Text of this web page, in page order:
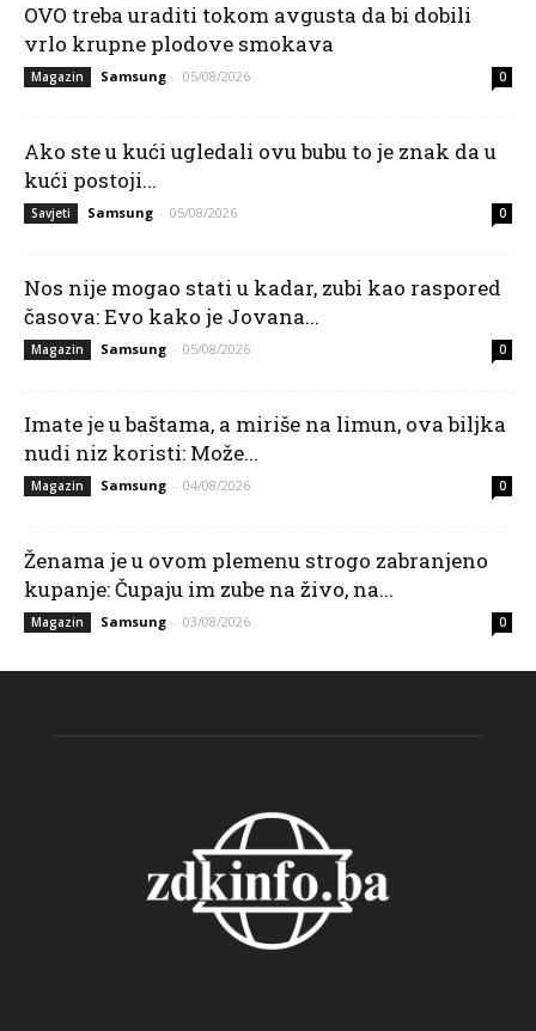
OVO treba uraditi tokom avgusta da bi dobili
vrlo krupne plodove smokava
Magazin Samsung - 05/08/2026 0
Ako ste u kući ugledali ovu bubu to je znak da u
kući postoji...
Savjeti Samsung - 05/08/2026 0
Nos nije mogao stati u kadar, zubi kao raspored
časova: Evo kako je Jovana...
Magazin Samsung - 05/08/2026 0
Imate je u baštama, a miriše na limun, ova biljka
nudi niz koristi: Može...
Magazin Samsung - 04/08/2026 0
Ženama je u ovom plemenu strogo zabranjeno
kupanje: Čupaju im zube na živo, na...
Magazin Samsung - 03/08/2026 0